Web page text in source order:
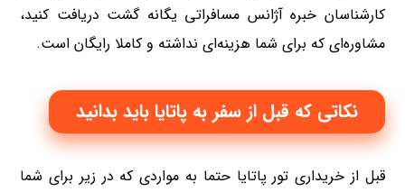
کارشناسان خبره آژانس مسافراتی یگانه گشت دریافت کنید،
مشاوره‌ای که برای شما هزینه‌ای نداشته و کاملا رایگان است.
نکاتی که قبل از سفر به پاتایا باید بدانید
قبل از خریداری تور پاتایا حتما به مواردی که در زیر برای شما